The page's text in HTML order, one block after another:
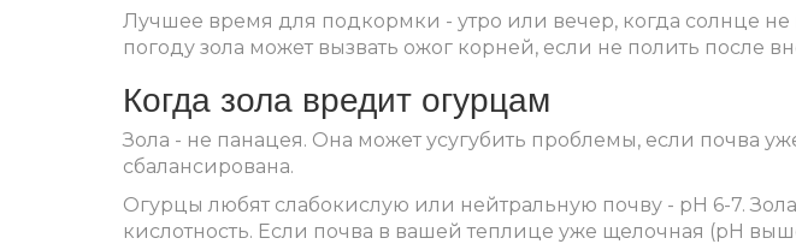
Лучшее время для подкормки - утро или вечер, когда солнце не
погоду зола может вызвать ожог корней, если не полить после
Когда зола вредит огурцам
Зола - не панацея. Она может усугубить проблемы, если почва
сбалансирована.
Огурцы любят слабокислую или нейтральную почву - pH 6-7.
кислотность. Если почва в вашей теплице уже щелочная (рН